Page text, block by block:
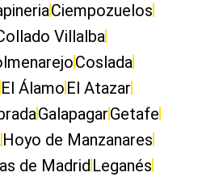
Ciempozuelos
Villalba
Coslada
El Álamo El Atazar
GalapagarGetafe
Hoyo de Manzanares
de Madrid Leganés